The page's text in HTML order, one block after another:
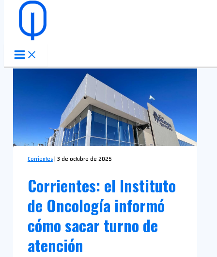
Ir al contenido
Corrientes| 3 de octubre de 2025
Corrientes: el Instituto
de Oncología informó
cómo sacar turno de
atención